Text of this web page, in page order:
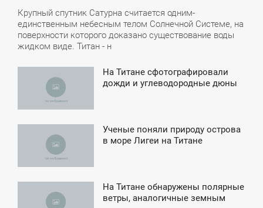
Крупный спутник Сатурна считается одним-
единственным небесным телом Солнечной Системе, на
поверхности которого доказано существование воды
жидком виде. Титан - н
На Титане сфотографировали
дожди и углеводородные дюны
Ученые поняли природу острова
в море Лигеи на Титане
На Титане обнаружены полярные
ветры, аналогичные земным